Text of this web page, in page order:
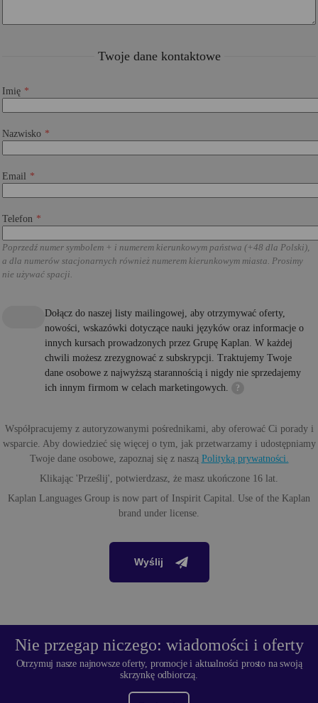
Twoje dane kontaktowe
Imię
Nazwisko
Email
Telefon
Poprzedź numer symbolem + i numerem kierunkowym państwa (+48 dla Polski),
a dla numerów stacjonarnych również numerem kierunkowym miasta. Prosimy
nie używać spacji.
Dołącz do naszej listy mailingowej, aby otrzymywać oferty,
nowości, wskazówki dotyczące nauki języków oraz informacje o
innych kursach prowadzonych przez Grupę Kaplan. W każdej
chwili możesz zrezygnować z subskrypcji. Traktujemy Twoje
dane osobowe z najwyższą starannością i nigdy nie sprzedajemy
ich innym firmom w celach marketingowych.
?
Współpracujemy z autoryzowanymi pośrednikami, aby oferować Ci porady i
wsparcie. Aby dowiedzieć się więcej o tym, jak przetwarzamy i udostępniamy
Twoje dane osobowe, zapoznaj się z naszą Polityką prywatności.
Klikając 'Prześlij', potwierdzasz, że masz ukończone 16 lat.
Kaplan Languages Group is now part of Inspirit Capital. Use of the Kaplan
brand under license.
Wyślij
Nie przegap niczego: wiadomości i oferty
Otrzymuj nasze najnowsze oferty, promocje i aktualności prosto na swoją
skrzynkę odbiorczą.